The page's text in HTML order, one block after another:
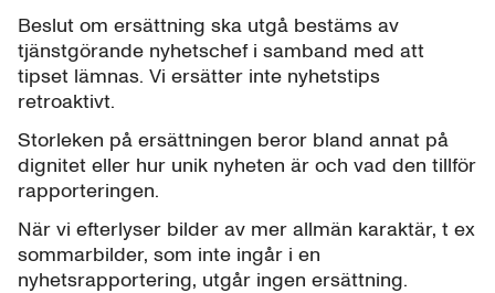
Beslut om ersättning ska utgå bestäms av
tjänstgörande nyhetschef i samband med att
tipset lämnas. Vi ersätter inte nyhetstips
retroaktivt.
Storleken på ersättningen beror bland annat på
dignitet eller hur unik nyheten är och vad den tillför
rapporteringen.
När vi efterlyser bilder av mer allmän karaktär, t ex
sommarbilder, som inte ingår i en
nyhetsrapportering, utgår ingen ersättning.